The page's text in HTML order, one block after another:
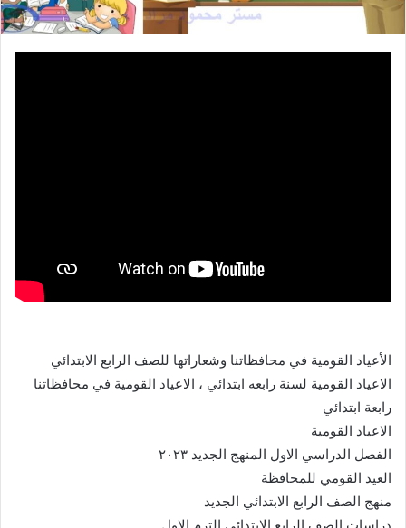
ر
الأعياد القومية في محافظاتنا وشعاراتها للصف الرابع الابتدائي
الاعياد القومية لسنة رابعه ابتدائي ، الاعياد القومية في محافظاتنا
رابعة ابتدائي
الاعياد القومية
الفصل الدراسي الاول المنهج الجديد ٢٠٢٣
العيد القومي للمحافظة
منهج الصف الرابع الابتدائي الجديد